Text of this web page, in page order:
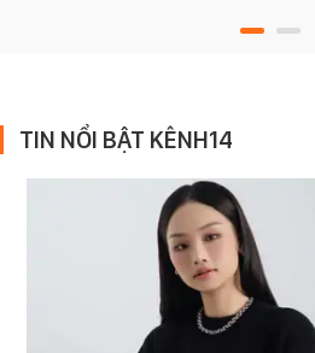
TIN NỔI BẬT KÊNH14